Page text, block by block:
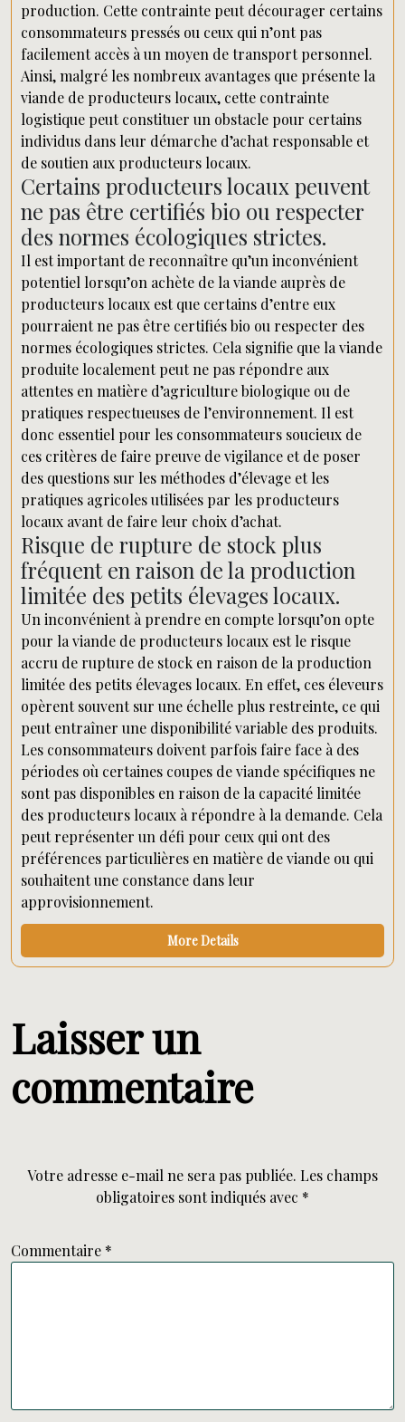
production. Cette contrainte peut décourager certains
consommateurs pressés ou ceux qui n’ont pas
facilement accès à un moyen de transport personnel.
Ainsi, malgré les nombreux avantages que présente la
viande de producteurs locaux, cette contrainte
logistique peut constituer un obstacle pour certains
individus dans leur démarche d’achat responsable et
de soutien aux producteurs locaux.
Certains producteurs locaux peuvent
ne pas être certifiés bio ou respecter
des normes écologiques strictes.
Il est important de reconnaître qu’un inconvénient
potentiel lorsqu’on achète de la viande auprès de
producteurs locaux est que certains d’entre eux
pourraient ne pas être certifiés bio ou respecter des
normes écologiques strictes. Cela signifie que la viande
produite localement peut ne pas répondre aux
attentes en matière d’agriculture biologique ou de
pratiques respectueuses de l’environnement. Il est
donc essentiel pour les consommateurs soucieux de
ces critères de faire preuve de vigilance et de poser
des questions sur les méthodes d’élevage et les
pratiques agricoles utilisées par les producteurs
locaux avant de faire leur choix d’achat.
Risque de rupture de stock plus
fréquent en raison de la production
limitée des petits élevages locaux.
Un inconvénient à prendre en compte lorsqu’on opte
pour la viande de producteurs locaux est le risque
accru de rupture de stock en raison de la production
limitée des petits élevages locaux. En effet, ces éleveurs
opèrent souvent sur une échelle plus restreinte, ce qui
peut entraîner une disponibilité variable des produits.
Les consommateurs doivent parfois faire face à des
périodes où certaines coupes de viande spécifiques ne
sont pas disponibles en raison de la capacité limitée
des producteurs locaux à répondre à la demande. Cela
peut représenter un défi pour ceux qui ont des
préférences particulières en matière de viande ou qui
souhaitent une constance dans leur
approvisionnement.
More Details
Laisser un
commentaire
Votre adresse e-mail ne sera pas publiée. Les champs
obligatoires sont indiqués avec *
Commentaire *